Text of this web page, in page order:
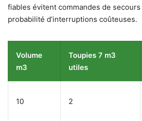
fiables évitent commandes de
probabilité d’interruptions coûteuses.
Volume
m3
Toupies 7 m3
utiles
10 2